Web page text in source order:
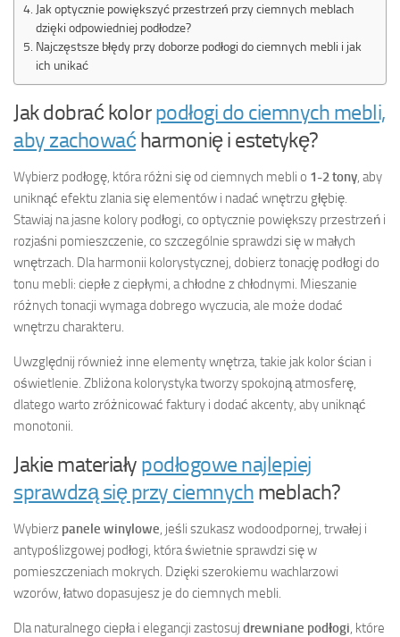
Jak optycznie powiększyć przestrzeń przy ciemnych meblach
dzięki odpowiedniej podłodze?
Najczęstsze błędy przy doborze podłogi do ciemnych mebli i jak
ich unikać
Jak dobrać kolorpodłogi do ciemnych mebli,
aby zachowaćharmonię i estetykę?
Wybierz podłogę, która różni się od ciemnych mebli o 1-2 tony , aby
uniknąć efektu zlania się elementów i nadać wnętrzu głębię.
Stawiaj na jasne kolory podłogi, co optycznie powiększy przestrzeń i
rozjaśni pomieszczenie, co szczególnie sprawdzi się w małych
wnętrzach. Dla harmonii kolorystycznej, dobierz tonację podłogi do
tonu mebli: ciepłe z ciepłymi, a chłodne z chłodnymi. Mieszanie
różnych tonacji wymaga dobrego wyczucia, ale może dodać
wnętrzu charakteru.
Uwzględnij również inne elementy wnętrza, takie jak kolor ścian i
oświetlenie. Zbliżona kolorystyka tworzy spokojną atmosferę,
dlatego warto zróżnicować faktury i dodać akcenty, aby uniknąć
monotonii.
Jakie materiały podłogowe najlepiej
sprawdzą się przy ciemnych meblach?
Wybierz panele winylowe , jeśli szukasz wodoodpornej, trwałej i
antypoślizgowej podłogi, która świetnie sprawdzi się w
pomieszczeniach mokrych. Dzięki szerokiemu wachlarzowi
wzorów, łatwo dopasujesz je do ciemnych mebli.
Dla naturalnego ciepła i elegancji zastosuj drewniane podłogi , które